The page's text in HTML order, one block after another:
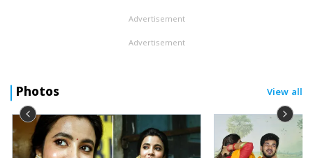
Advertisement
Advertisement
Photos View all